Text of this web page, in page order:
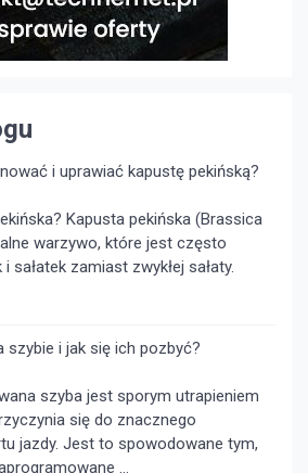
i uprawiać kapustę pekińską?
Kapusta pekińska (Brassica
warzywo, które jest często
sałatek zamiast zwykłej sałaty.
szybie i jak się ich pozbyć?
szyba jest sporym utrapieniem
się do znacznego
jazdy. Jest to spowodowane tym,
…